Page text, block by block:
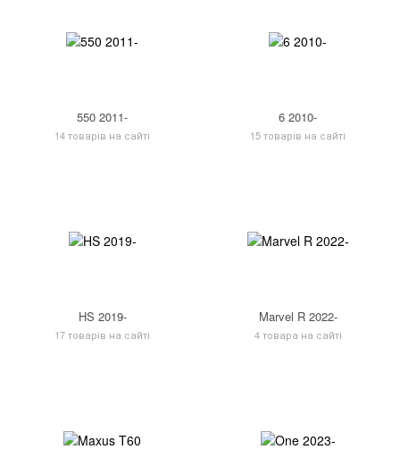
550 2011-
14 товарів на сайті
6 2010-
15 товарів на сайті
HS 2019-
17 товарів на сайті
Marvel R 2022-
4 товара на сайті